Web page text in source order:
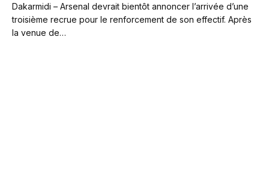
Dakarmidi – Arsenal devrait bientôt annoncer l’arrivée d’une
troisième recrue pour le renforcement de son effectif. Après
la venue de…